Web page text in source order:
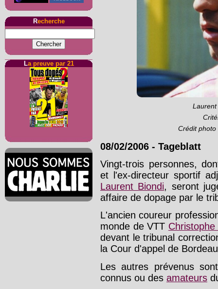
Recherche
La preuve par 21
Laurent
Crédit
08/02/2006 - Tageblatt
Vingt-trois personnes,
et l'ex-directeur sportif
Laurent Biondi, seront
affaire de dopage par le
L'ancien coureur
monde de VTT
devant le tribunal
la Cour d'appel de
Les autres prévenus
connus ou des amateurs